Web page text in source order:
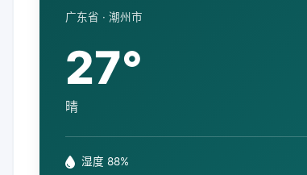
广东省 · 潮州市
27°
晴
湿度 88%